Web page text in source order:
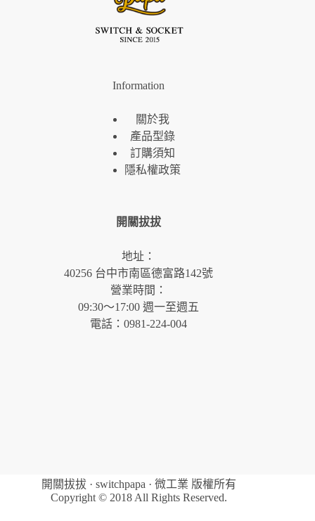
Information
關於我
產品型錄
訂購須知
隱私權政策
開關拔拔
地址：
40256 台中市南區德富路142號
營業時間：
09:30～17:00 週一至週五
電話：0981-224-004
開關拔拔 · switchpapa · 微工業 版權所有
Copyright © 2018 All Rights Reserved.